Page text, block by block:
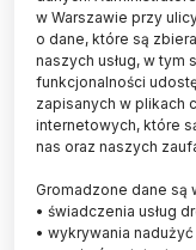
Naukowcy
w Warszawie przy
o dane, które są
naszych usług, w tym
funkcjonalności
zapisanych w plikach
internetowych, które
nas oraz naszych
Gromadzone dane są
• świadczenia usług
• wykrywania nadużyć